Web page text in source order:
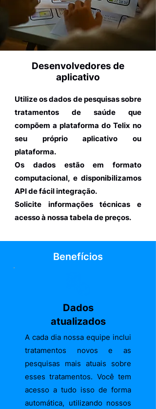
Desenvolvedores de
aplicativo
Utilize os dados de pesquisas sobre
tratamentos de saúde que
compõem a plataforma do Telix no
seu próprio aplicativo ou
plataforma.
Os dados estão em formato
computacional, e disponibilizamos
API de fácil integração.
Solicite informações técnicas e
acesso à nossa tabela de preços.
Benefícios
Dados
atualizados
A cada dia nossa equipe inclui
tratamentos novos e as
pesquisas mais atuais sobre
esses tratamentos. Você tem
acesso a tudo isso de forma
automática, utilizando nossos